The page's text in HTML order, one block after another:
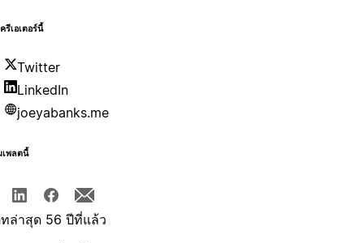
รีเอเตอร์นี้
Twitter
LinkedIn
joeyabanks.me
เพลตนี้
ทล่าสุด 56 ปีที่แล้ว